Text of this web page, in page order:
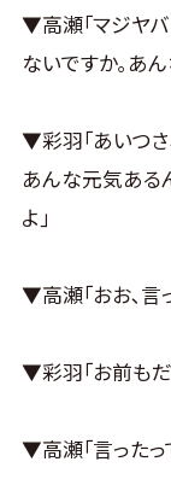
▼高瀬｢マジヤバ
ないですか｡あ
▼彩羽｢あいつさ
あんな元気ある
よ｣
▼高瀬｢おお､言
▼彩羽｢お前も
▼高瀬｢言ったっ